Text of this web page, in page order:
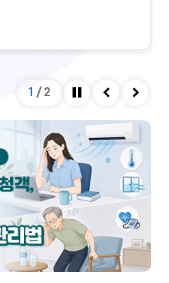
흡기 질환 등 다양한 건강 문
근육통, 불쾌감과 같은 빌딩
환경으로 인해 냉방병도 나
부분 예방 및 관리할 수 있
1 / 2